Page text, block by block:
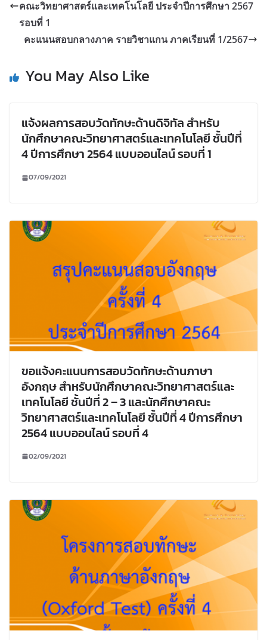
คณะวิทยาศาสตร์และเทคโนโลยี ประจำปีการศึกษา 2567
รอบที่ 1
คะแนนสอบกลางภาค รายวิชาแกน ภาคเรียนที่ 1/2567
You May Also Like
แจ้งผลการสอบวัดทักษะด้านดิจิทัล สำหรับ
นักศึกษาคณะวิทยาศาสตร์และเทคโนโลยี ชั้นปีที่
4 ปีการศึกษา 2564 แบบออนไลน์ รอบที่ 1
07/09/2021
ขอแจ้งคะแนนการสอบวัดทักษะด้านภาษา
อังกฤษ สำหรับนักศึกษาคณะวิทยาศาสตร์และ
เทคโนโลยี ชั้นปีที่ 2 – 3 และนักศึกษาคณะ
วิทยาศาสตร์และเทคโนโลยี ชั้นปีที่ 4 ปีการศึกษา
2564 แบบออนไลน์ รอบที่ 4
02/09/2021